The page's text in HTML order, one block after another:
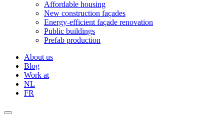
Affordable housing
New construction façades
Energy-efficient façade renovation
Public buildings
Prefab production
About us
Blog
Work at
NL
FR